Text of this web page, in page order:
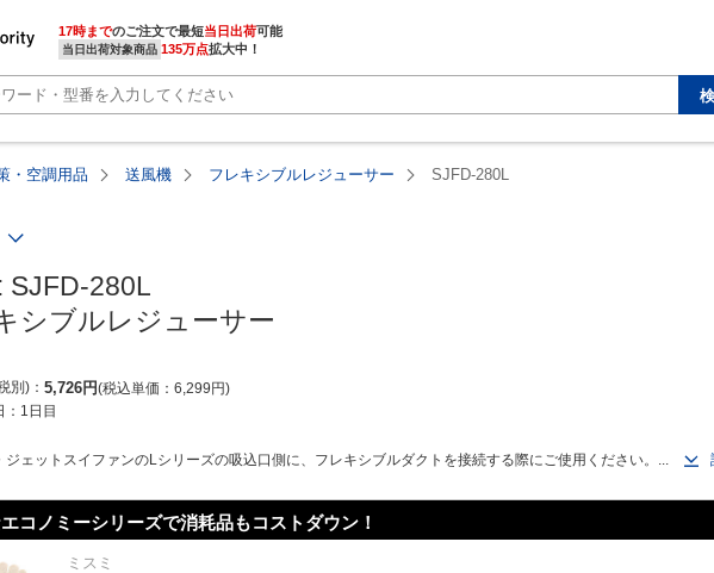
17時までのご注文で最短当日出荷
当日出荷対象商品 135万点拡大中！
・空調用品 送風機 フレキシブルレジューサー SJFD-280L
SJFD-280L
シブルレジューサー
別) 5,726円 税込単価 6,299円
1日目
ジェットスイファンのLシリーズの吸込口側に、フレキシブルダクトを接続する際にご使用ください。...
コノミーシリーズで消耗品もコストダウン！
ミスミ